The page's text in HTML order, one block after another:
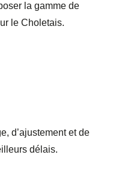
la gamme de
le Choletais.
d’ajustement et de
délais.